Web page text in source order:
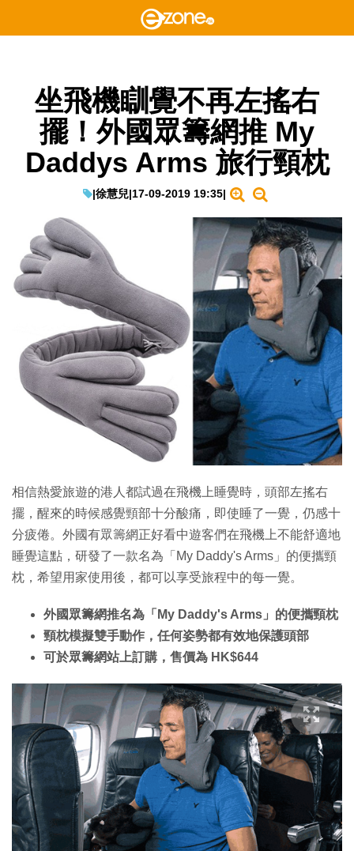
坐飛機瞓覺不再左搖右
擺！外國眾籌網推 My
Daddys Arms 旅行頸枕
|徐慧兒|17-09-2019 19:35|
相信熱愛旅遊的港人都試過在飛機上睡覺時，頭部左搖右
擺，醒來的時候感覺頸部十分酸痛，即使睡了一覺，仍感十
分疲倦。外國有眾籌網正好看中遊客們在飛機上不能舒適地
睡覺這點，研發了一款名為「My Daddy's Arms」的便攜頸
枕，希望用家使用後，都可以享受旅程中的每一覺。
外國眾籌網推名為「My Daddy's Arms」的便攜頸枕
頸枕模擬雙手動作，任何姿勢都有效地保護頭部
可於眾籌網站上訂購，售價為 HK$644